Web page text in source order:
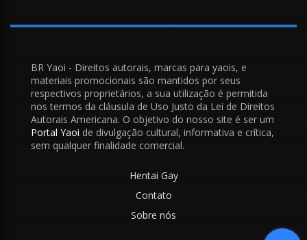
BR Yaoi - Direitos autorais, marcas para yaois, e
materiais promocionais são mantidos por seus
respectivos proprietários, a sua utilização é permitida
nos termos da cláusula de Uso Justo da Lei de Direitos
Autorais Americana. O objetivo do nosso site é ser um
Portal Yaoi de divulgação cultural, informativa e crítica,
sem qualquer finalidade comercial.
Hentai Gay
Contato
Sobre nós